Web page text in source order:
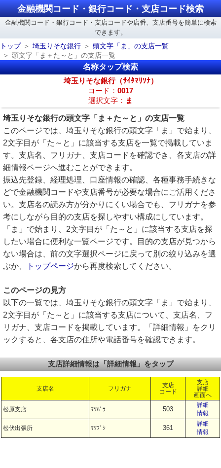
金融機関コード・銀行コード・支店コード検索
金融機関コード・銀行コード・支店コードや店番、支店番号を簡単に検索
できます。
トップ
埼玉りそな銀行
頭文字「ま」の支店一覧
頭文字「ま＋た～と」の支店一覧
名称タップ検索
埼玉りそな銀行（ｻｲﾀﾏﾘｿﾅ）
コード： 0017
選択文字： ま
埼玉りそな銀行の頭文字「ま＋た～と」の支店一覧
このページでは、埼玉りそな銀行の頭文字「ま」で始まり、
2文字目が「た～と」に該当する支店を一覧で掲載していま
す。支店名、フリガナ、支店コードを確認でき、各支店の詳
細情報ページへ進むことができます。
振込先登録、経理処理、口座情報の確認、各種事務手続きな
どで金融機関コードや支店番号が必要な場合にご活用くださ
い。支店名の読み方が分かりにくい場合でも、フリガナを参
考にしながら目的の支店を探しやすい構成にしています。
「ま」で始まり、2文字目が「た～と」に該当する支店を探
したい場合に便利な一覧ページです。目的の支店が見つから
ない場合は、前の文字選択ページに戻って別の絞り込みを選
ぶか、
トップページから再度検索してください。
このページの見方
以下の一覧では、埼玉りそな銀行の頭文字「ま」で始まり、
2文字目が「た～と」に該当する支店について、支店名、フ
リガナ、支店コードを掲載しています。「詳細情報」をクリ
ックすると、各支店の住所や電話番号を確認できます。
支店詳細情報は「詳細情報」をタップ
支店名 フリガナ
支店
コード
支店
詳細
画面へ
松原支店 ﾏﾂﾊﾞﾗ 503
詳細
情報
松伏出張所 ﾏﾂﾌﾞｼ 361
詳細
情報